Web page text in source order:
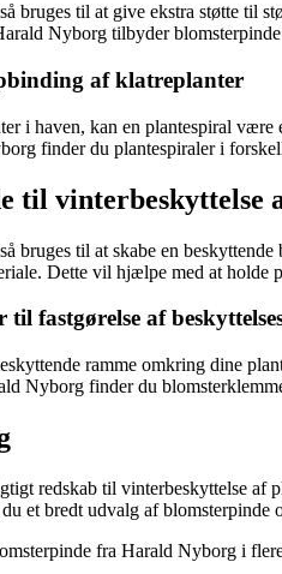
bruges til at give ekstra støtte til
Nyborg tilbyder
af klatreplanter
i haven, kan en plantespiral være
finder du plantespiraler i
til vinterbeskyttelse
bruges til at skabe en
Dette vil hjælpe med at holde
til fastgørelse af
ramme omkring dine
Nyborg finder du
redskab til vinterbeskyttelse af
et bredt udvalg af blomsterpinde
fra Harald Nyborg i